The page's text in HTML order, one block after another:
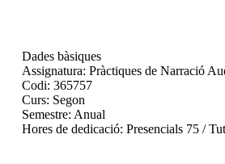
Dades bàsiques
Assignatura: Pràctiques de Narració
Codi: 365757
Curs: Segon
Semestre: Anual
Hores de dedicació: Presencials 75 /